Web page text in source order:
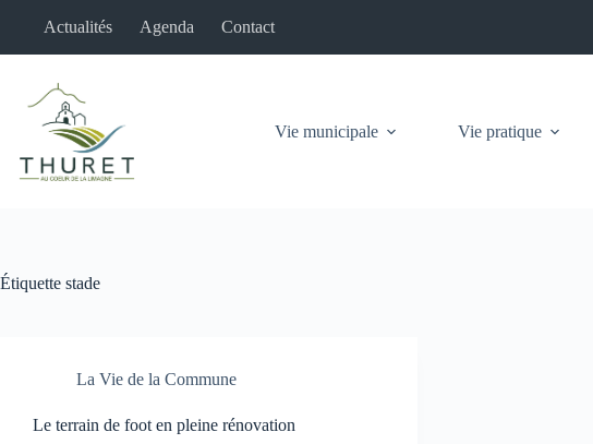
Actualités Agenda Contact
Vie municipale Vie pratique
Étiquette stade
La Vie de la Commune
Le terrain de foot en pleine rénovation